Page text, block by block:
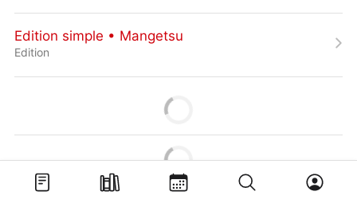
Edition simple • Mangetsu
Edition